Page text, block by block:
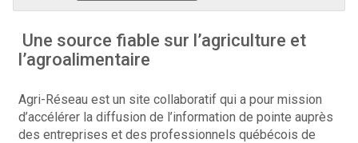
Une source fiable sur l’agriculture et
l’agroalimentaire
Agri-Réseau est un site collaboratif qui a pour mission
d’accélérer la diffusion de l’information de pointe auprès
des entreprises et des professionnels québécois de